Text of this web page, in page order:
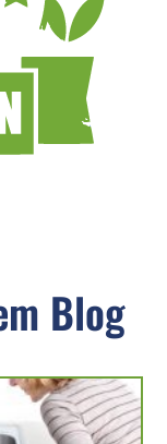
Blog